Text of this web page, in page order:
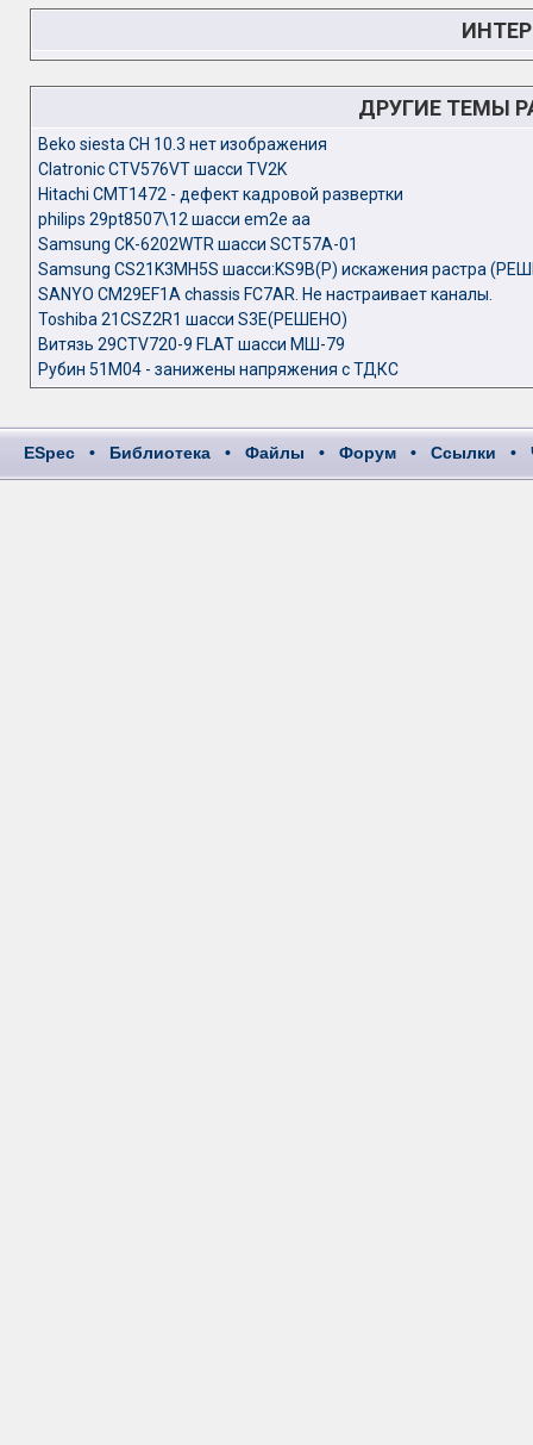
ДРУГИЕ ТЕМЫ
Beko siesta CH 10.3 нет изображения
Clatronic CTV576VT шасси TV2K
Hitachi CMT1472 - дефект кадровой развертки
philips 29pt8507\12 шасси em2e aa
Samsung CK-6202WTR шасси SCT57A-01
Samsung CS21K3MH5S шасси:KS9B(P) искажения растра
SANYO CM29EF1A chassis FC7AR. Не настраивает каналы.
Toshiba 21CSZ2R1 шасси S3E(РЕШЕНО)
Витязь 29CTV720-9 FLAT шасси МШ-79
Рубин 51M04 - занижены напряжения с ТДКС
ESpec • Библиотека • Файлы • Форум • Ссылки •